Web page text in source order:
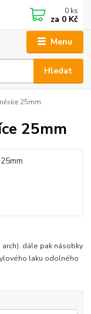
Menu
Hledat
0 ks
za 0 Kč
25mm
25mm
dále pak násobky
laku odolného